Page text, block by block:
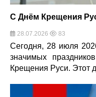
С Днём Крещения
28.07.2026 83
Сегодня, 28 июля
значимых
Крещения Руси. Этот